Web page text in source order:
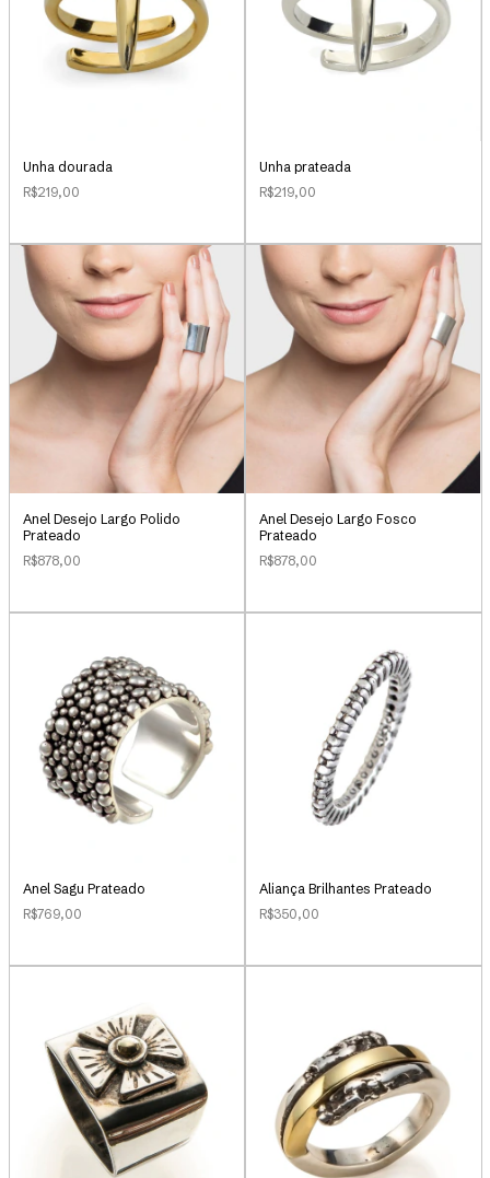
Unha dourada
R$219,00
Unha prateada
R$219,00
Anel Desejo Largo Polido
Prateado
R$878,00
Anel Desejo Largo Fosco
Prateado
R$878,00
Anel Sagu Prateado
R$769,00
Aliança Brilhantes Prateado
R$350,00